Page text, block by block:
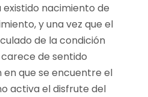
nacimiento de
y una vez que el
de la condición
de sentido
que se encuentre el
activa el disfrute del